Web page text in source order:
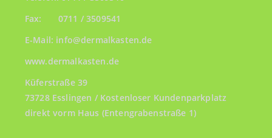
Fax:
0711 / 3509541
E-Mail: info@dermalkasten.de
www.dermalkasten.de
Küferstraße 39
73728 Esslingen / Kostenloser Kundenparkplatz
direkt vorm Haus (Entengrabenstraße 1)